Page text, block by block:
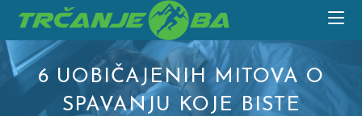
content
6 UOBIČAJENIH MITOVA O
SPAVANJU KOJE BISTE